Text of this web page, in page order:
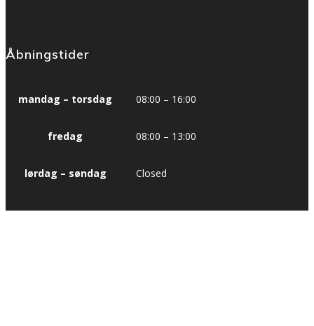
Åbningstider
mandag – torsdag 08:00 – 16:00
fredag 08:00 – 13:00
lørdag – søndag Closed